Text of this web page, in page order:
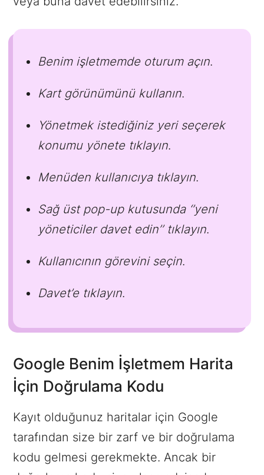
Benim işletmemde oturum açın.
Kart görünümünü kullanın.
Yönetmek istediğiniz yeri seçerek
konumu yönete tıklayın.
Menüden kullanıcıya tıklayın.
Sağ üst pop-up kutusunda ‘’yeni
yöneticiler davet edin’’ tıklayın.
Kullanıcının görevini seçin.
Davet’e tıklayın.
Google Benim İşletmem Harita
İçin Doğrulama Kodu
Kayıt olduğunuz haritalar için Google
tarafından size bir zarf ve bir doğrulama
kodu gelmesi gerekmekte. Ancak bir